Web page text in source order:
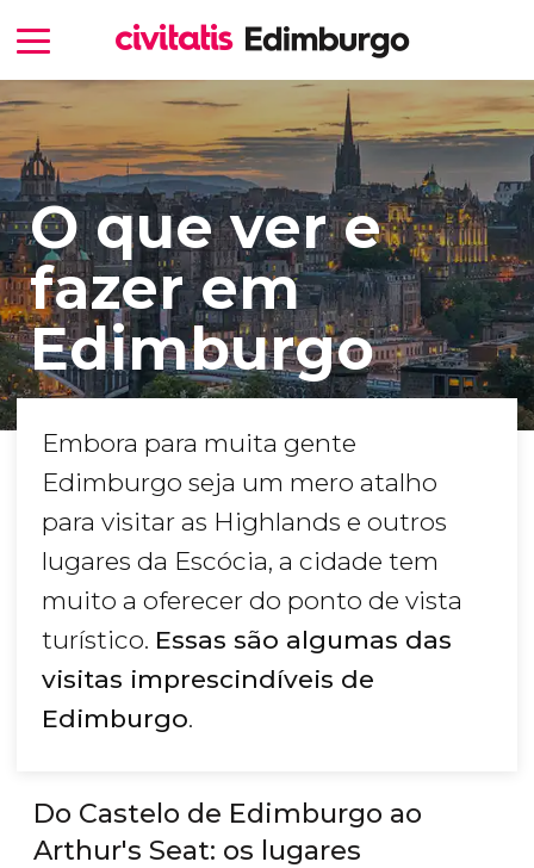
O que ver e
fazer em
Edimburgo
Embora para muita gente
Edimburgo seja um mero atalho
para visitar as Highlands e outros
lugares da Escócia, a cidade tem
muito a oferecer do ponto de vista
turístico. Essas são algumas das
visitas imprescindíveis de
Edimburgo.
Do Castelo de Edimburgo ao
Arthur's Seat: os lugares